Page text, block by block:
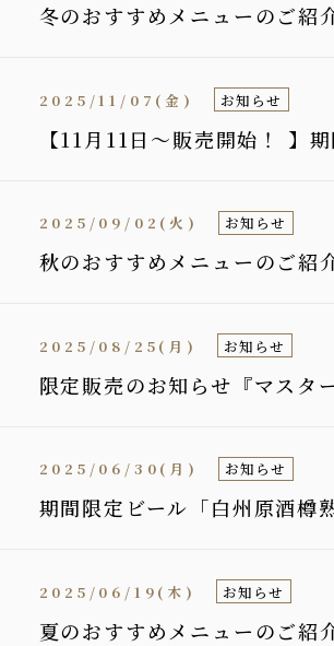
冬のおすすめメニューのご紹
【11月11日〜販売開始！ 】
2025/11/07(金) お知らせ
秋のおすすめメニューのご紹
2025/09/02(火) お知らせ
限定販売のお知らせ『マスタ
2025/08/25(月) お知らせ
期間限定ビール「白州原酒樽
2025/06/30(月) お知らせ
夏のおすすめメニューのご紹
2025/06/19(木) お知らせ